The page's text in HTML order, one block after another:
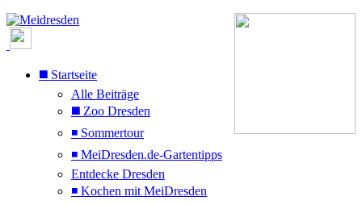
◼️ Startseite
Alle Beiträge
◼️ Zoo Dresden
◾ Sommertour
◾ MeiDresden.de-Gartentipps
Entdecke Dresden
◾ Kochen mit MeiDresden